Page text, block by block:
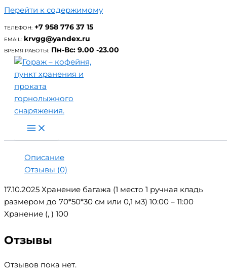
Перейти к содержимому
ТЕЛЕФОН: +7 958 776 37 15
EMAIL: krvgg@yandex.ru
ВРЕМЯ РАБОТЫ: Пн-Вс: 9.00 -23.00
Главная
/ 17.10.2025 Хранение багажа (1 место 1 ручная
кладь размером до 70*50*30 см или 0,1 м3) 10:00 – 11:00
17.10.2025 Хранение багажа (1 место 1
ручная кладь размером до 70*50*30 см или
0,1 м3) 10:00 – 11:00
Описание
Отзывы (0)
17.10.2025 Хранение багажа (1 место 1 ручная кладь
размером до 70*50*30 см или 0,1 м3) 10:00 – 11:00
Хранение (, ) 100
Отзывы
Отзывов пока нет.